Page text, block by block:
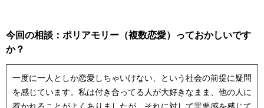
今回の相談：ポリアモリー（複数恋愛）っておかしいです
か？
一度に一人としか恋愛しちゃいけない、という社会の前提に疑問
を感じています。私は付き合ってる人が大好きなまま、他の人に